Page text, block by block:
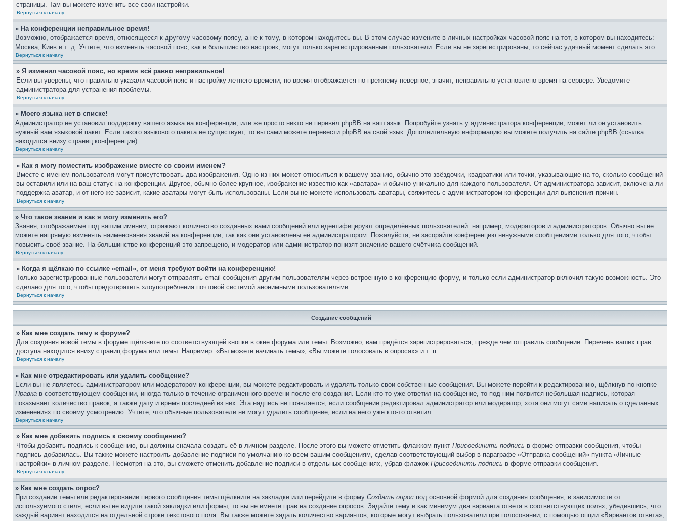
страницы. Там вы можете изменить все свои настройки.
Вернуться к началу
» На конференции неправильное время!
Возможно, отображается время, относящееся к другому часовому поясу, а не к тому, в котором находитесь вы. В этом случае измените в личных настройках часовой пояс на тот, в котором вы находитесь:
Москва, Киев и т. д. Учтите, что изменять часовой пояс, как и большинство настроек, могут только зарегистрированные пользователи. Если вы не зарегистрированы, то сейчас удачный момент сделать это.
Вернуться к началу
» Я изменил часовой пояс, но время всё равно неправильное!
Если вы уверены, что правильно указали часовой пояс и настройку летнего времени, но время отображается по-прежнему неверное, значит, неправильно установлено время на сервере. Уведомите
администратора для устранения проблемы.
Вернуться к началу
» Моего языка нет в списке!
Администратор не установил поддержку вашего языка на конференции, или же просто никто не перевёл phpBB на ваш язык. Попробуйте узнать у администратора конференции, может ли он установить
нужный вам языковой пакет. Если такого языкового пакета не существует, то вы сами можете перевести phpBB на свой язык. Дополнительную информацию вы можете получить на сайте phpBB (ссылка
находится внизу страниц конференции).
Вернуться к началу
» Как я могу поместить изображение вместе со своим именем?
Вместе с именем пользователя могут присутствовать два изображения. Одно из них может относиться к вашему званию, обычно это звёздочки, квадратики или точки, указывающие на то, сколько сообщений
вы оставили или на ваш статус на конференции. Другое, обычно более крупное, изображение известно как «аватара» и обычно уникально для каждого пользователя. От администратора зависит, включена ли
поддержка аватар, и от него же зависит, какие аватары могут быть использованы. Если вы не можете использовать аватары, свяжитесь с администратором конференции для выяснения причин.
Вернуться к началу
» Что такое звание и как я могу изменить его?
Звания, отображаемые под вашим именем, отражают количество созданных вами сообщений или идентифицируют определённых пользователей: например, модераторов и администраторов. Обычно вы не
можете напрямую изменять наименования званий на конференции, так как они установлены её администратором. Пожалуйста, не засоряйте конференцию ненужными сообщениями только для того, чтобы
повысить своё звание. На большинстве конференций это запрещено, и модератор или администратор понизят значение вашего счётчика сообщений.
Вернуться к началу
» Когда я щёлкаю по ссылке «email», от меня требуют войти на конференцию!
Только зарегистрированные пользователи могут отправлять email-сообщения другим пользователям через встроенную в конференцию форму, и только если администратор включил такую возможность. Это
сделано для того, чтобы предотвратить злоупотребления почтовой системой анонимными пользователями.
Вернуться к началу
Создание сообщений
» Как мне создать тему в форуме?
Для создания новой темы в форуме щёлкните по соответствующей кнопке в окне форума или темы. Возможно, вам придётся зарегистрироваться, прежде чем отправить сообщение. Перечень ваших прав
доступа находится внизу страниц форума или темы. Например: «Вы можете начинать темы», «Вы можете голосовать в опросах» и т. п.
Вернуться к началу
» Как мне отредактировать или удалить сообщение?
Если вы не являетесь администратором или модератором конференции, вы можете редактировать и удалять только свои собственные сообщения. Вы можете перейти к редактированию, щёлкнув по кнопке
Правка в соответствующем сообщении, иногда только в течение ограниченного времени после его создания. Если кто-то уже ответил на сообщение, то под ним появится небольшая надпись, которая
показывает количество правок, а также дату и время последней из них. Эта надпись не появляется, если сообщение редактировал администратор или модератор, хотя они могут сами написать о сделанных
изменениях по своему усмотрению. Учтите, что обычные пользователи не могут удалить сообщение, если на него уже кто-то ответил.
Вернуться к началу
» Как мне добавить подпись к своему сообщению?
Чтобы добавить подпись к сообщению, вы должны сначала создать её в личном разделе. После этого вы можете отметить флажком пункт Присоединить подпись в форме отправки сообщения, чтобы
подпись добавилась. Вы также можете настроить добавление подписи по умолчанию ко всем вашим сообщениям, сделав соответствующий выбор в параграфе «Отправка сообщений» пункта «Личные
настройки» в личном разделе. Несмотря на это, вы сможете отменить добавление подписи в отдельных сообщениях, убрав флажок Присоединить подпись в форме отправки сообщения.
Вернуться к началу
» Как мне создать опрос?
При создании темы или редактировании первого сообщения темы щёлкните на закладке или перейдите в форму Создать опрос под основной формой для создания сообщения, в зависимости от
используемого стиля; если вы не видите такой закладки или формы, то вы не имеете прав на создание опросов. Задайте тему и как минимум два варианта ответа в соответствующих полях, убедившись, что
каждый вариант находится на отдельной строке текстового поля. Вы также можете задать количество вариантов, которые могут выбрать пользователи при голосовании, с помощью опции «Вариантов ответа»,